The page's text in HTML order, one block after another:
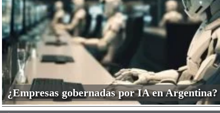
¿Empresas gobernadas por IA en Argentina?